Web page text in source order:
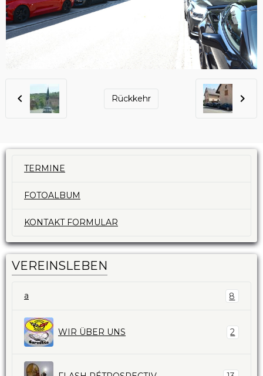
Rückkehr
TERMINE
FOTOALBUM
KONTAKT FORMULAR
VEREINSLEBEN
a 8
WIR ÜBER UNS 2